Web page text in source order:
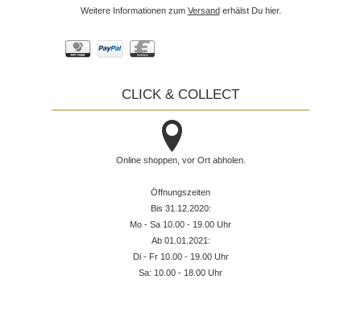
Weitere Informationen zum Versanderhälst Du hier.
CLICK & COLLECT
Online shoppen, vor Ort abholen.
Öffnungszeiten
Bis 31.12.2020:
Mo - Sa 10.00 - 19.00 Uhr
Ab 01.01.2021:
Di - Fr 10.00 - 19.00 Uhr
Sa: 10.00 - 18.00 Uhr